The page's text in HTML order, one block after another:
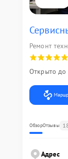
Ремонт
Открыто до
ОбзорОтзывы
Адрес